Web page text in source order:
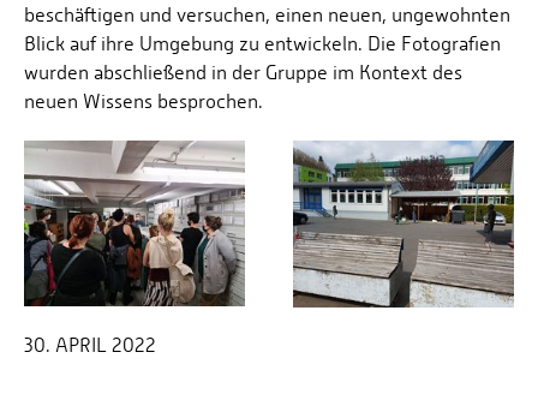
beschäftigen und versuchen, einen neuen, ungewohnten
Blick auf ihre Umgebung zu entwickeln. Die Fotografien
wurden abschließend in der Gruppe im Kontext des
neuen Wissens besprochen.
30. APRIL 2022